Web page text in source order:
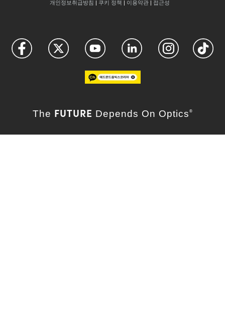
개인정보취급방침 쿠키 정책 이용약관| 접근성
The FUTURE Depends On Optics ®